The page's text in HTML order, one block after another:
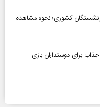
تومانی بازنشستگان کشوری؛ نحوه مشاهده